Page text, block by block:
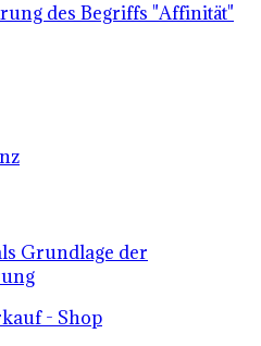
des Begriffs "Affinität"
Grundlage der
- Shop